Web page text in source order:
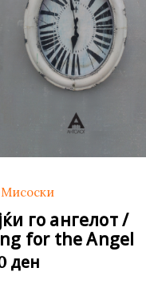
го ангелот /
for the Angel
ден